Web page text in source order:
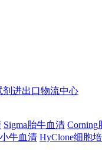
剂进出口物流中心
Sigma胎牛血清 Corning
牛血清 HyClone细胞